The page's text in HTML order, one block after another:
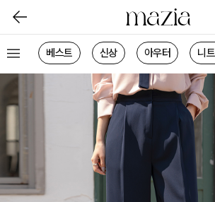
베스트 신상 아우터 니